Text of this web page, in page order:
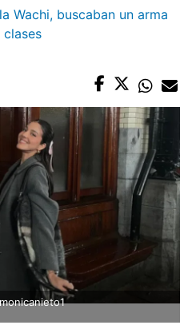
Wachi, buscaban un arma